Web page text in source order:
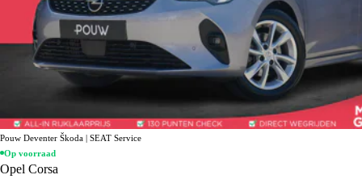
Pouw Deventer Škoda | SEAT Service
Op voorraad
Opel Corsa